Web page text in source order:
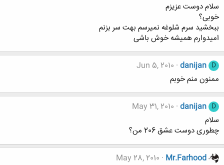
سلام دوست عزیزم
خوبی؟
ببخشید سرم شلوغه نمیرسم بهت سر بزنم
امیدوارم همیشه خوش باشی
D
danijan
Jun 5, 2010
ممنون منم خوبم
D
danijan
May 31, 2010
سلام
چطوری دوست عشق 206 من؟
Mr.Farhood
May 28, 2010